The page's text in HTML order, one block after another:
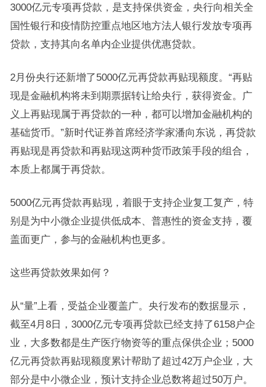
3000亿元专项再贷款，是支持保供资金，央行向相关全
国性银行和疫情防控重点地区地方法人银行发放专项再
贷款，支持其向名单内企业提供优惠贷款。
2月份央行还新增了5000亿元再贷款再贴现额度。“再贴
现是金融机构将未到期票据转让给央行，获得资金。广
义上再贴现属于再贷款的一种，都可以增加金融机构的
基础货币。”新时代证券首席经济学家潘向东说，再贷款
再贴现是再贷款和再贴现这两种货币政策手段的组合，
本质上都属于再贷款。
5000亿元再贷款再贴现，着眼于支持企业复工复产，特
别是为中小微企业提供低成本、普惠性的资金支持，覆
盖面更广，参与的金融机构也更多。
这些再贷款效果如何？
从“量”上看，受益企业覆盖广。央行发布的数据显示，
截至4月8日，3000亿元专项再贷款已经支持了6158户企
业，大多数都是生产医疗物资等的重点保供企业；5000
亿元再贷款再贴现额度累计帮助了超过42万户企业，大
部分是中小微企业，预计支持企业总数将超过50万户。